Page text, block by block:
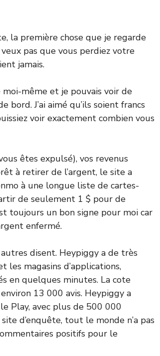
la première chose que je regarde
pas que vous perdiez votre
jamais.
même et je pouvais voir de
J’ai aimé qu’ils soient francs
voir exactement combien vous
êtes expulsé), vos revenus
à retirer de l’argent, le site a
à une longue liste de cartes-
de seulement 1 $ pour de
toujours un bon signe pour moi car
enfermé.
disent. Heypiggy a de très
magasins d’applications,
en quelques minutes. La cote
13 000 avis. Heypiggy a
Play, avec plus de 500 000
d’enquête, tout le monde n’a pas
positifs pour le